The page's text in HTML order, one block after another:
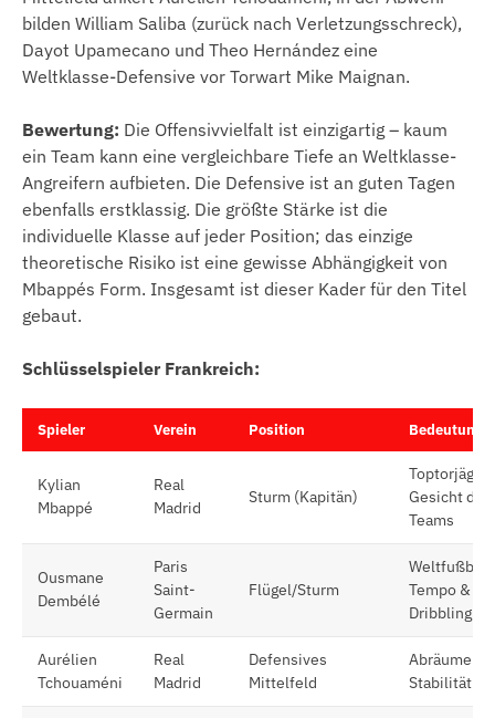
bilden William Saliba (zurück nach Verletzungsschreck),
Dayot Upamecano und Theo Hernández eine
Weltklasse-Defensive vor Torwart Mike Maignan.
Bewertung: Die Offensivvielfalt ist einzigartig – kaum
ein Team kann eine vergleichbare Tiefe an Weltklasse-
Angreifern aufbieten. Die Defensive ist an guten Tagen
ebenfalls erstklassig. Die größte Stärke ist die
individuelle Klasse auf jeder Position; das einzige
theoretische Risiko ist eine gewisse Abhängigkeit von
Mbappés Form. Insgesamt ist dieser Kader für den Titel
gebaut.
Schlüsselspieler Frankreich:
Spieler Verein Position Bedeutung
Kylian
Mbappé
Real
Madrid
Sturm (Kapitän)
Toptorjäger,
Gesicht des
Teams
Ousmane
Dembélé
Paris
Saint-
Germain
Flügel/Sturm
Tempo &
Dribbling
Aurélien
Tchouaméni
Real
Madrid
Defensives
Mittelfeld
Abräumer,
Stabilität